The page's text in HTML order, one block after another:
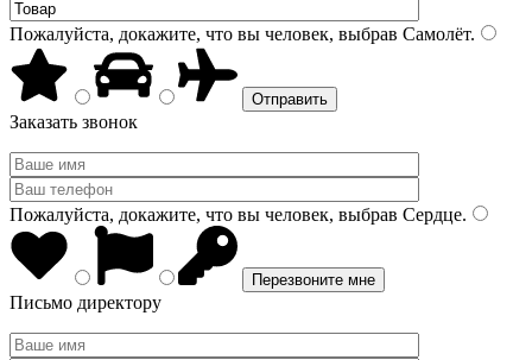
Пожалуйста, докажите, что вы человек, выбрав Самолёт.
Заказать звонок
Пожалуйста, докажите, что вы человек, выбрав Сердце.
Письмо директору